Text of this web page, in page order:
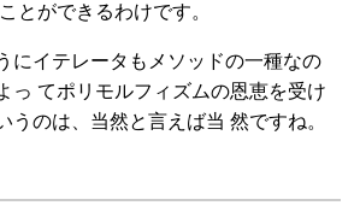
とができるわけです。
にイテレータもメソッドの一種なの
っ てポリモルフィズムの恩恵を受け
うのは、当然と言えば当 然ですね。